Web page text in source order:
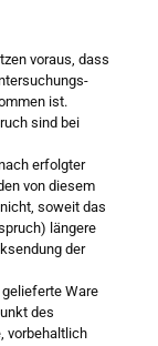
voraus, dass
ist.
sind bei
erfolgter
von diesem
soweit das
längere
der
Ware
des
vorbehaltlich